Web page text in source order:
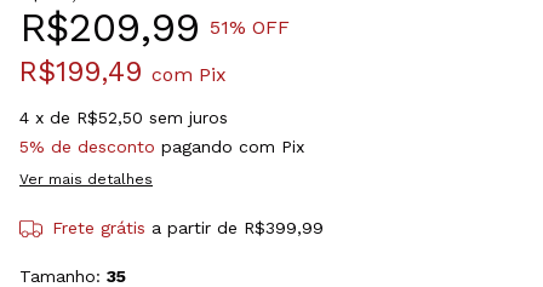
R$209,99 51% OFF
R$199,49 com Pix
4 x de R$52,50 sem juros
5% de desconto pagando com Pix
Ver mais detalhes
Frete grátis a partir de R$399,99
Tamanho: 35